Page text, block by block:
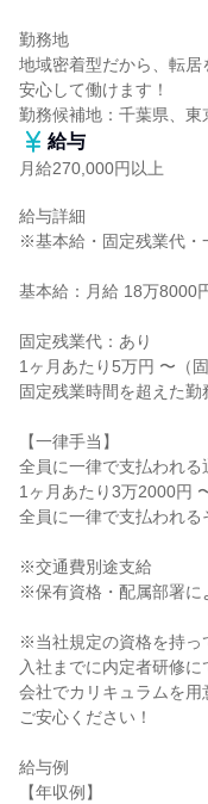
勤務地
地域密着型だから、転居
安心して働けます！
勤務候補地：千葉県、東
給与
月給270,000円以上
給与詳細
※基本給・固定残業代・
基本給：月給 18万8000
固定残業代：あり
1ヶ月あたり5万円 〜（
固定残業時間を超えた
【一律手当】
全員に一律で支払われる
1ヶ月あたり3万2000円
全員に一律で支払われる
※交通費別途支給
※保有資格・配属部署に
※当社規定の資格を持っ
入社までに内定者研修に
会社でカリキュラムを
ご安心ください！
給与例
【年収例】